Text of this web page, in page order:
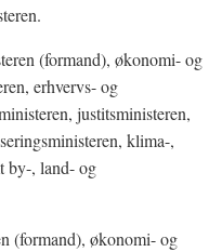
(formand), økonomi- og
erhvervs- og
justitsministeren,
klima-,
by-, land- og
(formand), økonomi- og